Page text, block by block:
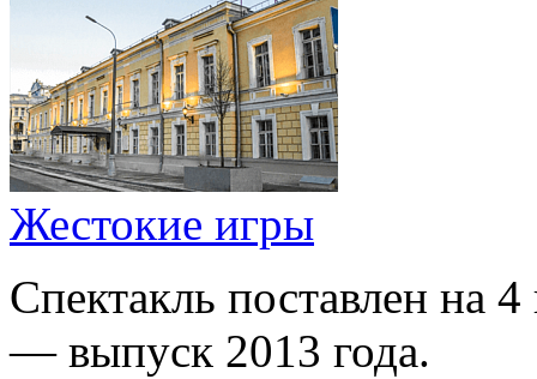
Жестокие игры
Спектакль поставлен на
— выпуск 2013 года.